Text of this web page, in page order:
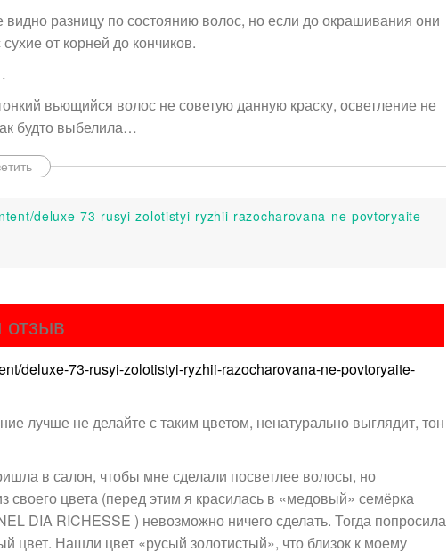
разницу по состоянию волос, но если до окрашивания они
от корней до кончиков.
вьющийся волос не советую данную краску, осветление не
будто выбелила…
deluxe-73-rusyi-zolotistyi-ryzhii-razocharovana-ne-povtoryaite-
deluxe-73-rusyi-zolotistyi-ryzhii-razocharovana-ne-povtoryaite-
лучше не делайте с таким цветом, ненатурально выглядит, тон
в салон, чтобы мне сделали посветлее волосы, но
своего цвета (перед этим я красилась в «медовый» семёрка
DIA RICHESSE ) невозможно ничего сделать. Тогда попросила
цвет. Нашли цвет «русый золотистый», что близок к моему
Добавить отзыв